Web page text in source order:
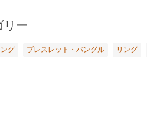
リー
グ ブレスレット・バングル リング